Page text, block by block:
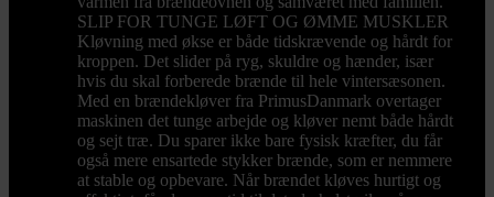
SLIP FOR TUNGE LØFT OG ØMME MUSKLER
Kløvning med økse er både tidskrævende og hårdt for
kroppen. Det slider på ryg, skuldre og hænder, især
hvis du skal forberede brænde til hele vintersæsonen.
Med en brændekløver fra PrimusDanmark overtager
maskinen det tunge arbejde og kløver nemt både hårdt
og sejt træ. Du sparer ikke bare fysisk kræfter, du får
også mere ensartede stykker brænde, som er nemmere
at stable og opbevare. Når brændet kløves hurtigt og